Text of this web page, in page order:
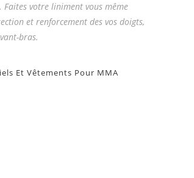
Faites votre liniment vous même
et renforcement des vos doigts,
bras.
Et Vêtements Pour MMA